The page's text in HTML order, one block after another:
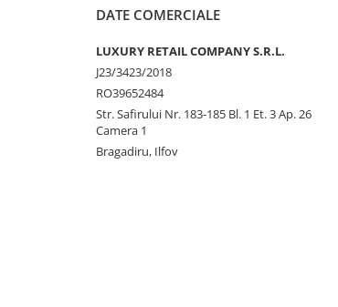
DATE COMERCIALE
LUXURY RETAIL COMPANY S.R.L.
J23/3423/2018
RO39652484
Str. Safirului Nr. 183-185 Bl. 1 Et. 3 Ap. 26
Camera 1
Bragadiru, Ilfov